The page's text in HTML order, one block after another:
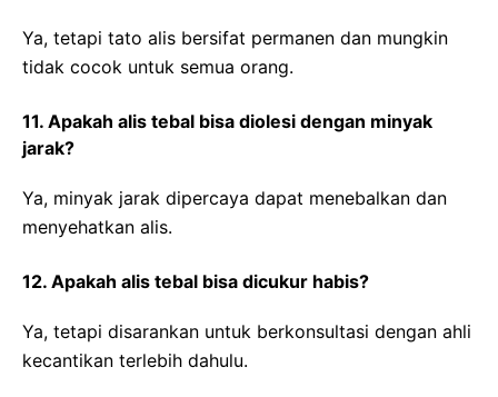
Ya, tetapi tato alis bersifat permanen dan mungkin
tidak cocok untuk semua orang.
11. Apakah alis tebal bisa diolesi dengan minyak
jarak?
Ya, minyak jarak dipercaya dapat menebalkan dan
menyehatkan alis.
12. Apakah alis tebal bisa dicukur habis?
Ya, tetapi disarankan untuk berkonsultasi dengan ahli
kecantikan terlebih dahulu.